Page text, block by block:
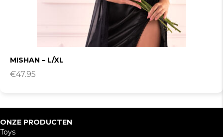
MISHAN – L/XL
€47.95
ONZE PRODUCTEN
Toys